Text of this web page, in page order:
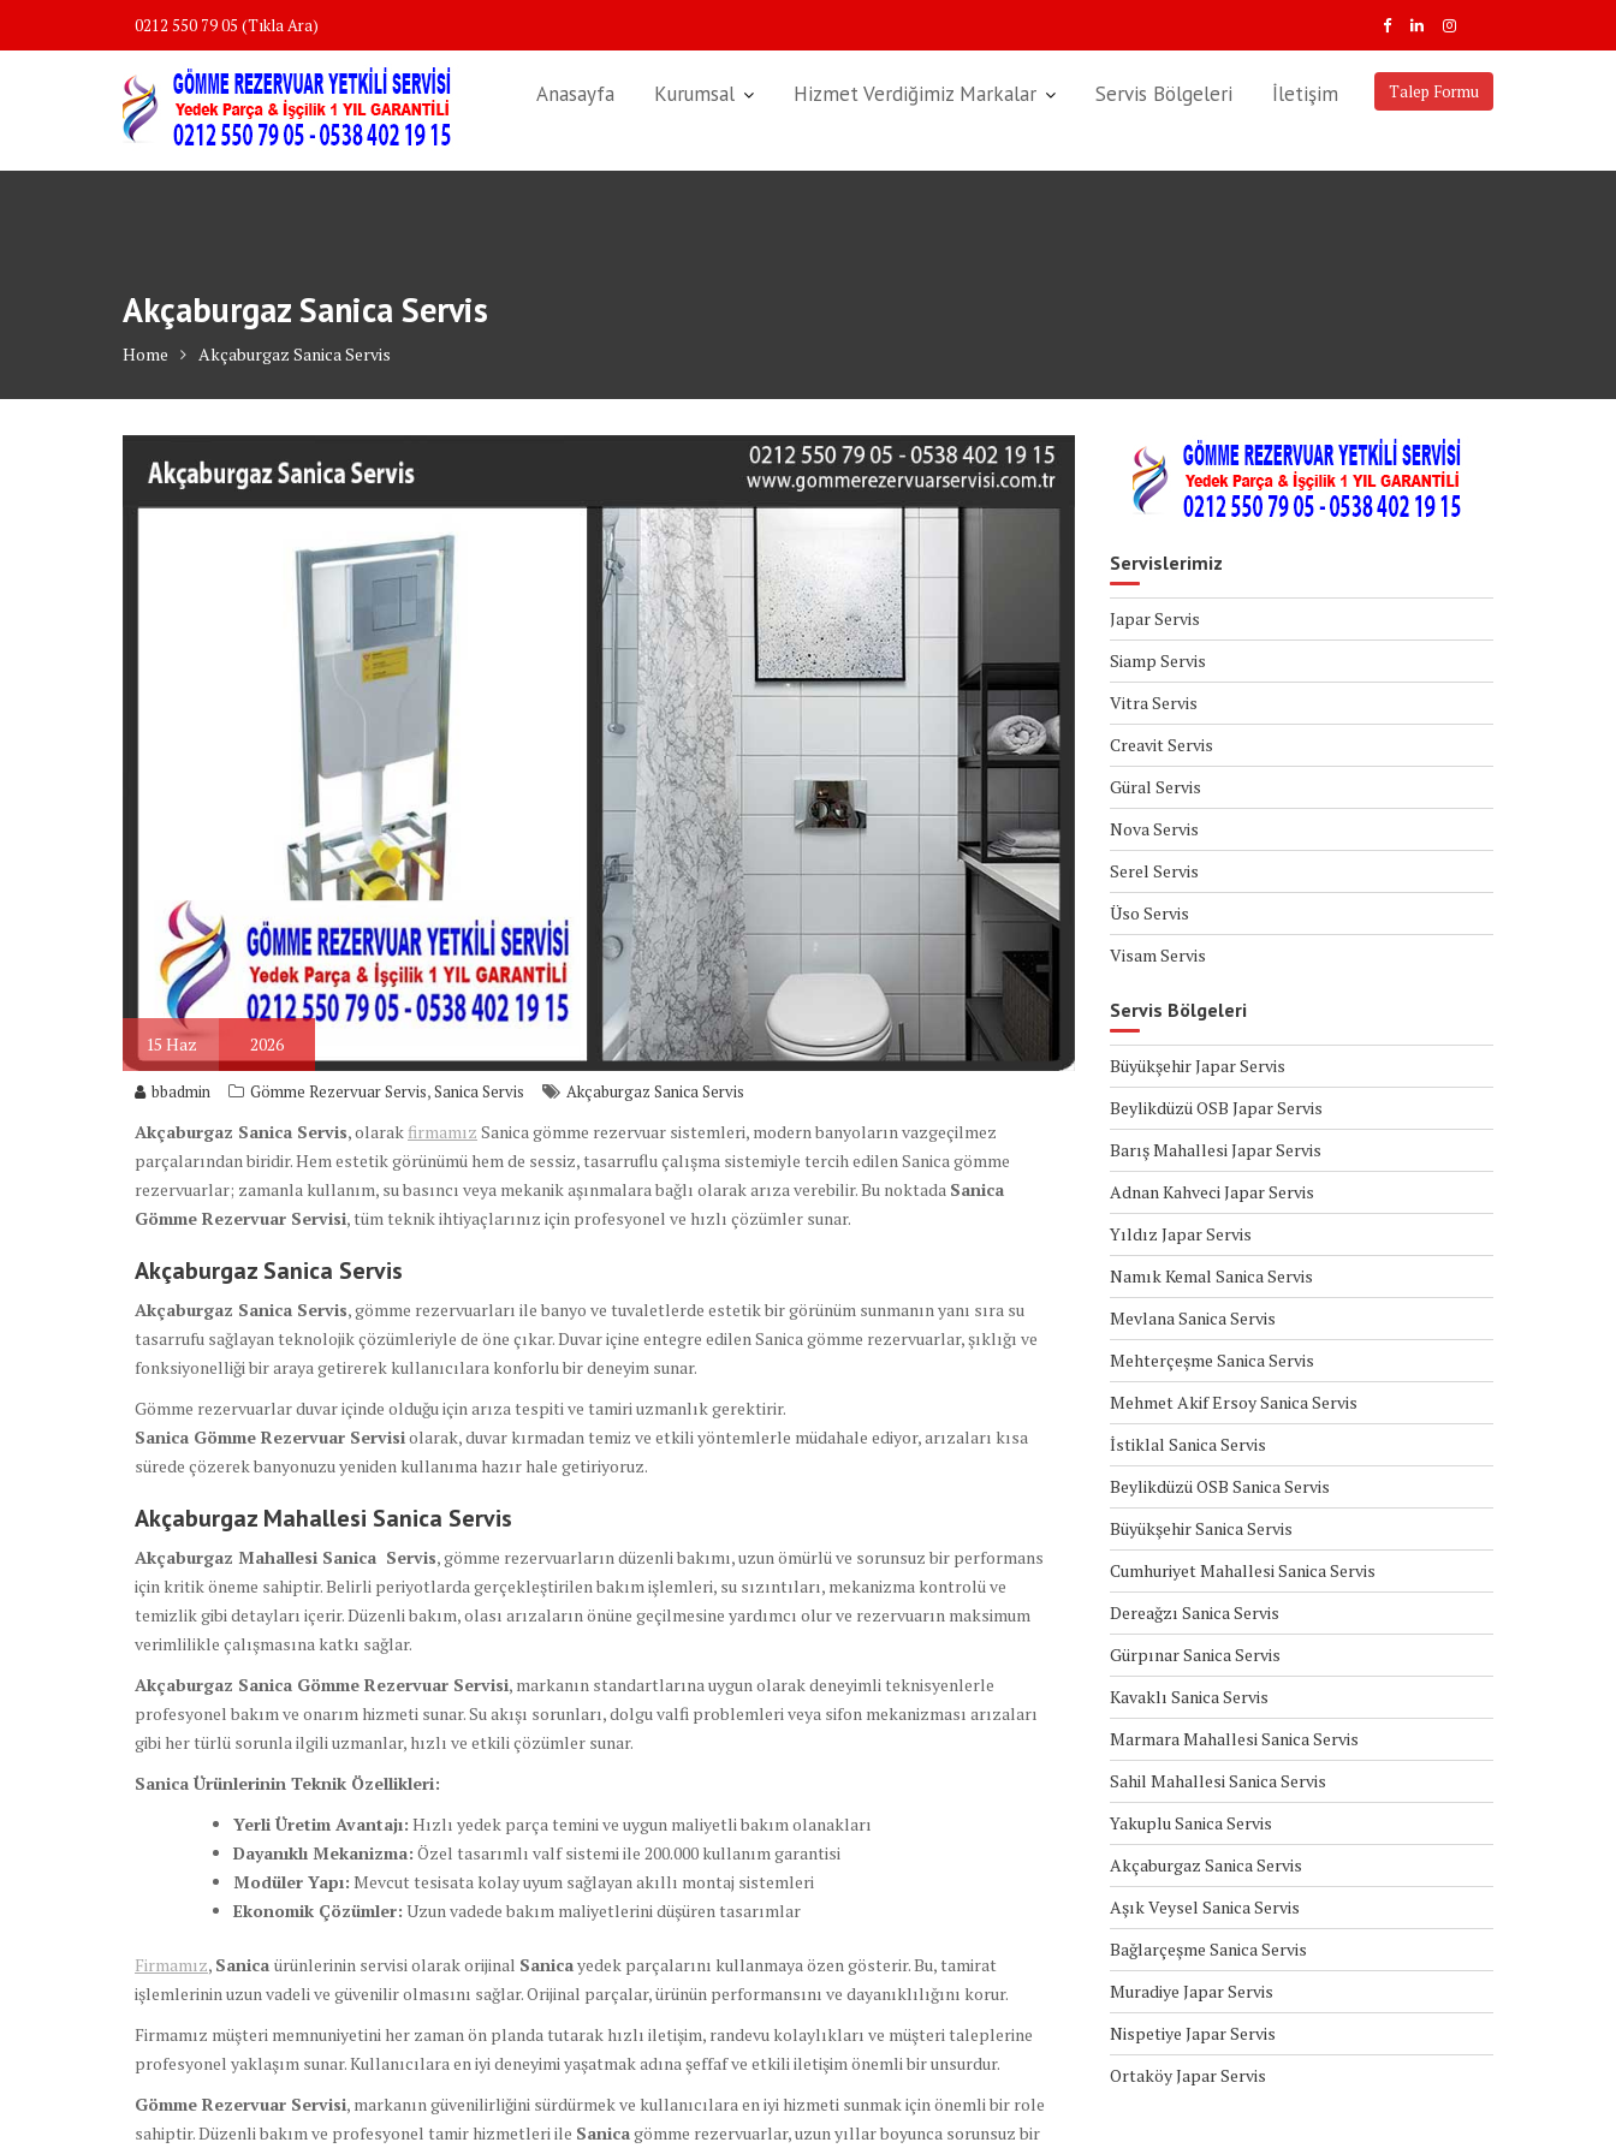
0212 550 79 05 (Tıkla Ara)
Talep Formu
Anasayfa Kurumsal Hizmet Verdiğimiz Markalar Servis Bölgeleri İletişim
Akçaburgaz Sanica Servis
Home Akçaburgaz Sanica Servis
15 Haz 2026
bbadmin Gömme Rezervuar Servis,Sanica Servis Akçaburgaz Sanica Servis
Akçaburgaz Sanica Servis, olarak firmamız Sanica gömme rezervuar sistemleri, modern banyoların vazgeçilmez
parçalarından biridir. Hem estetik görünümü hem de sessiz, tasarruflu çalışma sistemiyle tercih edilen Sanica gömme
rezervuarlar; zamanla kullanım, su basıncı veya mekanik aşınmalara bağlı olarak arıza verebilir. Bu noktada Sanica
Gömme Rezervuar Servisi, tüm teknik ihtiyaçlarınız için profesyonel ve hızlı çözümler sunar.
Akçaburgaz Sanica Servis
Akçaburgaz Sanica Servis, gömme rezervuarları ile banyo ve tuvaletlerde estetik bir görünüm sunmanın yanı sıra su
tasarrufu sağlayan teknolojik çözümleriyle de öne çıkar. Duvar içine entegre edilen Sanica gömme rezervuarlar, şıklığı ve
fonksiyonelliği bir araya getirerek kullanıcılara konforlu bir deneyim sunar.
Gömme rezervuarlar duvar içinde olduğu için arıza tespiti ve tamiri uzmanlık gerektirir.
Sanica Gömme Rezervuar Servisiolarak, duvar kırmadan temiz ve etkili yöntemlerle müdahale ediyor, arızaları kısa
sürede çözerek banyonuzu yeniden kullanıma hazır hale getiriyoruz.
Akçaburgaz Mahallesi Sanica Servis
Akçaburgaz Mahallesi Sanica Servis, gömme rezervuarların düzenli bakımı, uzun ömürlü ve sorunsuz bir performans
için kritik öneme sahiptir. Belirli periyotlarda gerçekleştirilen bakım işlemleri, su sızıntıları, mekanizma kontrolü ve
temizlik gibi detayları içerir. Düzenli bakım, olası arızaların önüne geçilmesine yardımcı olur ve rezervuarın maksimum
verimlilikle çalışmasına katkı sağlar.
Akçaburgaz Sanica Gömme Rezervuar Servisi, markanın standartlarına uygun olarak deneyimli teknisyenlerle
profesyonel bakım ve onarım hizmeti sunar. Su akışı sorunları, dolgu valfi problemleri veya sifon mekanizması arızaları
gibi her türlü sorunla ilgili uzmanlar, hızlı ve etkili çözümler sunar.
Sanica Ürünlerinin Teknik Özellikleri:
Yerli Üretim Avantajı: Hızlı yedek parça temini ve uygun maliyetli bakım olanakları
Dayanıklı Mekanizma: Özel tasarımlı valf sistemi ile 200.000 kullanım garantisi
Modüler Yapı: Mevcut tesisata kolay uyum sağlayan akıllı montaj sistemleri
Ekonomik Çözümler: Uzun vadede bakım maliyetlerini düşüren tasarımlar
Firmamız, Sanica ürünlerinin servisi olarak orijinal Sanicayedek parçalarını kullanmaya özen gösterir. Bu, tamirat
işlemlerinin uzun vadeli ve güvenilir olmasını sağlar. Orijinal parçalar, ürünün performansını ve dayanıklılığını korur.
Firmamız müşteri memnuniyetini her zaman ön planda tutarak hızlı iletişim, randevu kolaylıkları ve müşteri taleplerine
profesyonel yaklaşım sunar. Kullanıcılara en iyi deneyimi yaşatmak adına şeffaf ve etkili iletişim önemli bir unsurdur.
Gömme Rezervuar Servisi, markanın güvenilirliğini sürdürmek ve kullanıcılara en iyi hizmeti sunmak için önemli bir role
sahiptir. Düzenli bakım ve profesyonel tamir hizmetleri ile Sanicagömme rezervuarlar, uzun yıllar boyunca sorunsuz bir
Servislerimiz
Japar Servis
Siamp Servis
Vitra Servis
Creavit Servis
Güral Servis
Nova Servis
Serel Servis
Üso Servis
Visam Servis
Servis Bölgeleri
Büyükşehir Japar Servis
Beylikdüzü OSB Japar Servis
Barış Mahallesi Japar Servis
Adnan Kahveci Japar Servis
Yıldız Japar Servis
Namık Kemal Sanica Servis
Mevlana Sanica Servis
Mehterçeşme Sanica Servis
Mehmet Akif Ersoy Sanica Servis
İstiklal Sanica Servis
Beylikdüzü OSB Sanica Servis
Büyükşehir Sanica Servis
Cumhuriyet Mahallesi Sanica Servis
Dereağzı Sanica Servis
Gürpınar Sanica Servis
Kavaklı Sanica Servis
Marmara Mahallesi Sanica Servis
Sahil Mahallesi Sanica Servis
Yakuplu Sanica Servis
Akçaburgaz Sanica Servis
Aşık Veysel Sanica Servis
Bağlarçeşme Sanica Servis
Muradiye Japar Servis
Nispetiye Japar Servis
Ortaköy Japar Servis